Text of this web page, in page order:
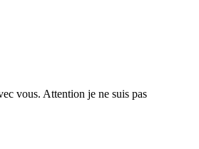
vous. Attention je ne suis pas